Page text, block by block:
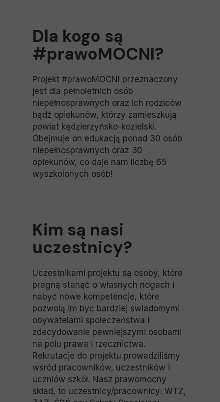
Uczestnikami projektu są osoby, które
pragną stanąć o własnych nogach i
nabyć nowe kompetencje, które
pozwolą im być bardziej świadomymi
obywatelami społeczeństwa i
zdecydowanie pewniejszymi osobami
na polu prawa i rzecznictwa.
Rekrutacje do projektu prowadziliśmy
wśród pracowników, uczestników i
uczniów szkół. Nasz prawomocny
skład, to uczestnicy/pracownicy: WTZ,
Kim są nasi
uczestnicy?
Projekt #prawoMOCNI przeznaczony
jest dla pełnoletnich osób
niepełnosprawnych oraz ich rodziców
bądź opiekunów, którzy zamieszkują
powiat kędzierzyńsko-kozielski.
Obejmuje on edukacją ponad 30 osób
niepełnosprawnych oraz 30
opiekunów, co daje nam liczbę 65
wyszkolonych osób!
Dla kogo są
#prawoMOCNI?